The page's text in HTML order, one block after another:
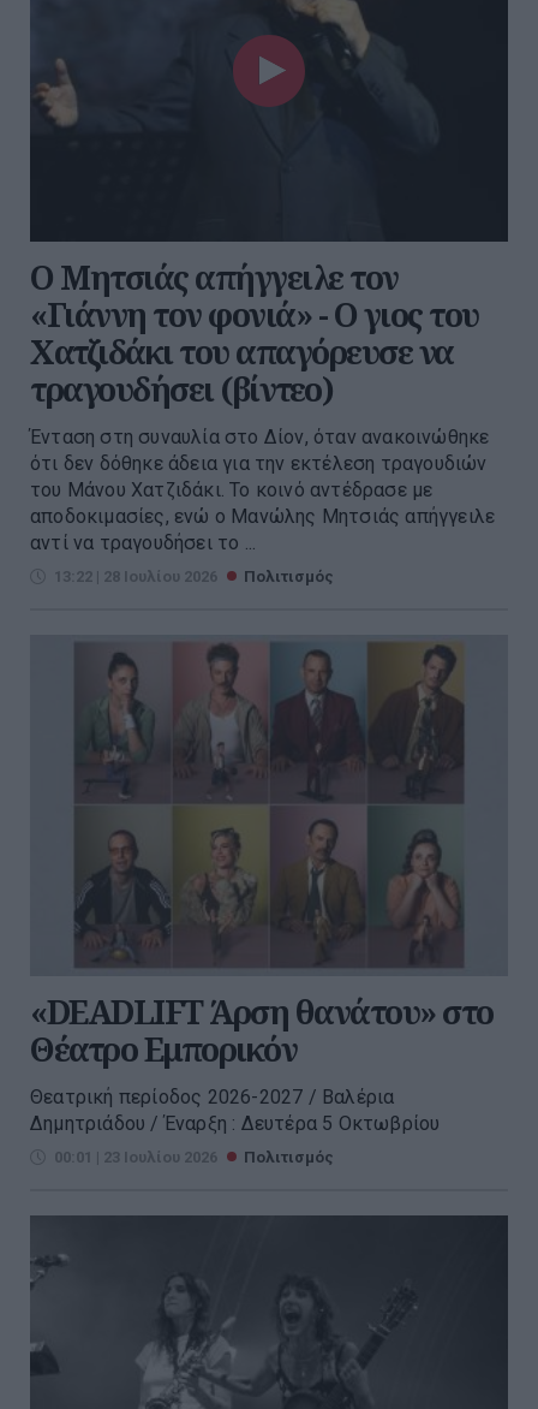
Ο Μητσιάς απήγγειλε τον
«Γιάννη τον φονιά» - Ο γιος του
Χατζιδάκι του απαγόρευσε να
τραγουδήσει (βίντεο)
Ένταση στη συναυλία στο Δίον, όταν ανακοινώθηκε
ότι δεν δόθηκε άδεια για την εκτέλεση τραγουδιών
του Μάνου Χατζιδάκι. Το κοινό αντέδρασε με
αποδοκιμασίες, ενώ ο Μανώλης Μητσιάς απήγγειλε
αντί να τραγουδήσει το ...
13:22 | 28 Ιουλίου 2026 Πολιτισμός
«DEADLIFT Άρση θανάτου» στο
Θέατρο Εμπορικόν
Θεατρική περίοδος 2026-2027 / Βαλέρια
Δημητριάδου / Έναρξη : Δευτέρα 5 Οκτωβρίου
00:01 | 23 Ιουλίου 2026 Πολιτισμός